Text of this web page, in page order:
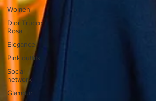
Women
Dior Trucco
Rosa
Elegance
Pink outfits
Social
network
Glamour